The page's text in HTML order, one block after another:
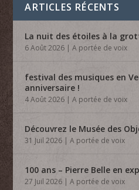
ARTICLES RÉCENTS
La nuit des étoiles à la
6 Août 2026 |A portée de voix
festival des musiques en
anniversaire !
4 Août 2026 |A portée de voix
Découvrez le Musée des
31 Juil 2026 |A portée de voix
100 ans – Pierre Belle en
27 Juil 2026 |A portée de voix